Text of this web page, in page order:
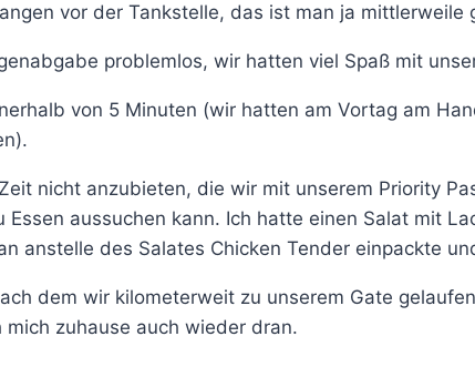
vor der Tankstelle, das ist man ja mittlerweile
problemlos, wir hatten viel Spaß mit
von 5 Minuten (wir hatten am Vortag am
nicht anzubieten, die wir mit unserem Priority
Essen aussuchen kann. Ich hatte einen Salat mit
anstelle des Salates Chicken Tender einpackte
dem wir kilometerweit zu unserem Gate
zuhause auch wieder dran.